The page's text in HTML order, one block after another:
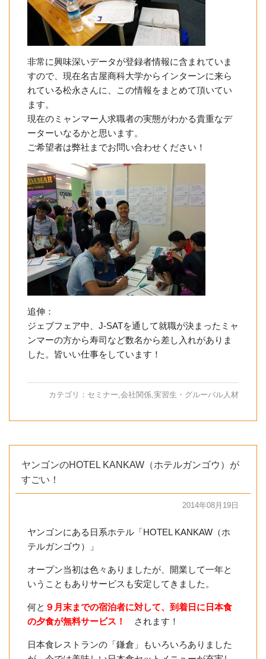
非常に興味深いデータが登録者情報に含まれていま
すので、現在名古屋商科大学からインターンに来ら
れている松永さんに、この情報をまとめて頂いてい
ます。
現在のミャンマー人求職者の実態がわかる貴重なデ
ーターいなるかと思います。
ご希望者は弊社までお問い合わせください！
追伸：
ジェブフェア中、J-SATを通して就職が決まったミャ
ンマーの方から寿司など数名から差し入れがありま
した。皆いい仕事をしています！
カテゴリ： セミナー,会社関係,実習生・グルーバル人材
ヤンゴンのHOTEL KANKAW（ホテルガンゴウ）が
すごい！
2014年08月19日
ヤンゴンにある日系ホテル「HOTEL KANKAW（ホ
テルガンゴウ）」
オープン当初は色々ありましたが、開業して一年と
いうこともありサービスも安定してきました。
何と ９月末までの宿泊者に対して、到着日に日本食
の夕食が無料サービス！
されます！
日本食レストランの「鎌倉」もいろいろありました